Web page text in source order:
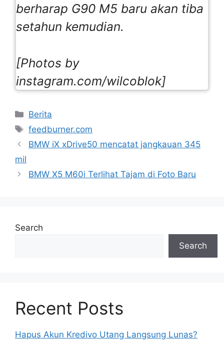
berharap G90 M5 baru akan tiba
setahun kemudian.
[Photos by
instagram.com/wilcoblok]
Categories
Berita
Tags
feedburner.com
BMW iX xDrive50 mencatat jangkauan 345
mil
BMW X5 M60i Terlihat Tajam di Foto Baru
Search
Search
Recent Posts
Hapus Akun Kredivo Utang Langsung Lunas?